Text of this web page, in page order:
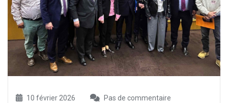
10 février 2026 Pas de commentaire